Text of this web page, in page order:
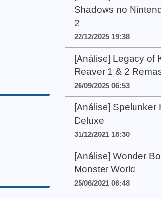
Shadows no
2
22/12/2025 19:38
[Análise] Legacy of
Reaver 1 & 2
26/09/2025 06:53
[Análise] Spelunker
Deluxe
31/12/2021 18:30
[Análise] Wonder
Monster World
25/06/2021 06:48